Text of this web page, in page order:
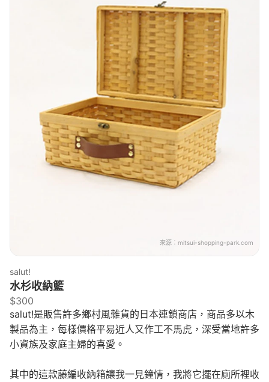
來源： mitsui-shopping-park.com
salut!
水杉收納籃
$300
salut!是販售許多鄉村風雜貨的日本連鎖商店，商品多以木
製品為主，每樣價格平易近人又作工不馬虎，深受當地許多
小資族及家庭主婦的喜愛。
其中的這款藤編收納箱讓我一見鐘情，我將它擺在廁所裡收